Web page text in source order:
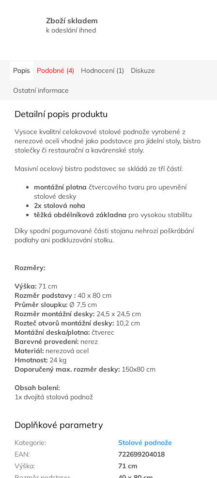
Zboží skladem
k odeslání ihned
Popis Podobné (4) Hodnocení (1) Diskuze
Ostatní informace
Detailní popis produktu
Vysoce kvalitní celokovové stolové podnože vyrobené z
nerezové oceli vhodné jako podstavce pro jídelní stoly, bistro
stolečky či restaurační a kavárenské stoly.
Masivní ocelový bistro podstavec se skládá ze tří částí:
montážní plotna čtvercového tvaru pro upevnění
stolové desky
2x stolová noha
těžká obdélníková základna pro vysokou stabilitu
Díky spodní pogumované části stojanu nehrozí poškrábání
podlahy ani podkluzování stolku.
Rozměry:
Výška: 71 cm
Rozměr podstavy : 40 x 80 cm
Průměr sloupku: Ø 7,5 cm
Rozměr montážní desky: 24,5 x 24,5 cm
Rozteč otvorů montážní desky: 10,2 cm
Montážní deska/plotna: čtverec
Barevné provedení: nerez
Materiál: nerezová ocel
Hmotnost: 24 kg
Doporučený max. rozměr desky: 150x80 cm
Obsah balení:
1x dvojitá stolová podnož
Doplňkové parametry
Kategorie:
Stolové podnože
EAN:
722699204018
Výška:
71 cm